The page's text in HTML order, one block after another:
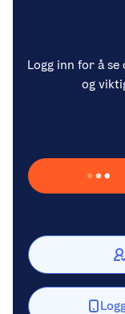
Logg inn for å
og
Laster inn